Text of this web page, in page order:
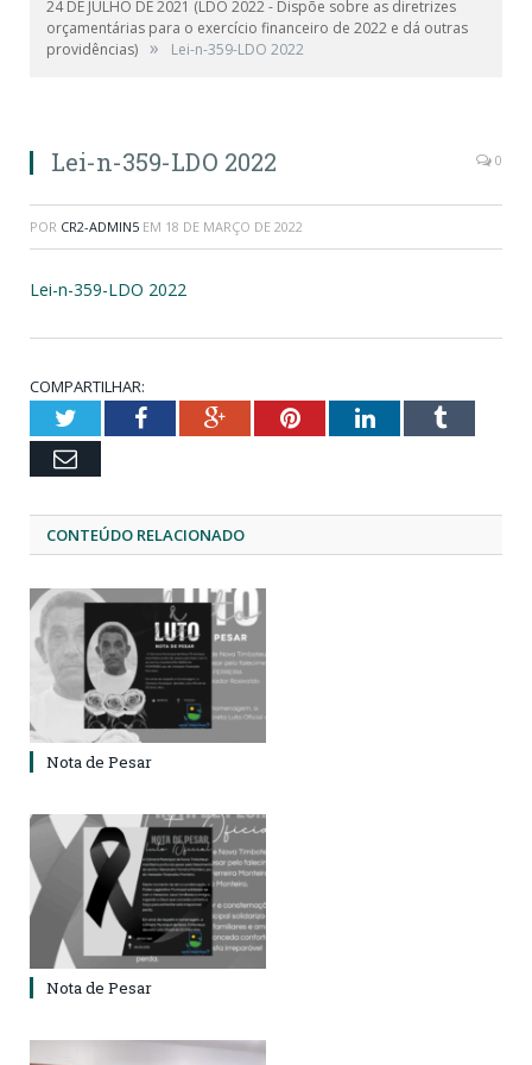
24 DE JULHO DE 2021 (LDO 2022 - Dispõe sobre as diretrizes
orçamentárias para o exercício financeiro de 2022 e dá outras
providências) » Lei-n-359-LDO 2022
Lei-n-359-LDO 2022 0
POR CR2-ADMIN5 EM 18 DE MARÇO DE 2022
Lei-n-359-LDO 2022
COMPARTILHAR:
TwitterFacebookGoogle+PinterestLinkedInTumblr
Email
CONTEÚDO RELACIONADO
Nota de Pesar
Nota de Pesar